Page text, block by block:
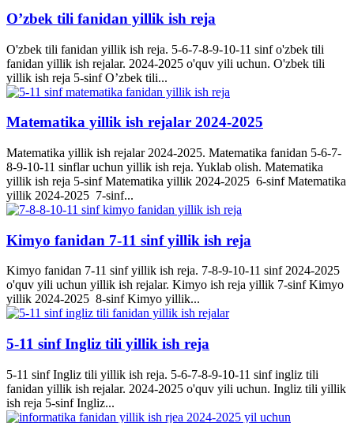
O’zbek tili fanidan yillik ish reja
O'zbek tili fanidan yillik ish reja. 5-6-7-8-9-10-11 sinf o'zbek tili
fanidan yillik ish rejalar. 2024-2025 o'quv yili uchun. O'zbek tili
yillik ish reja 5-sinf O’zbek tili...
Matematika yillik ish rejalar 2024-2025
Matematika yillik ish rejalar 2024-2025. Matematika fanidan 5-6-7-
8-9-10-11 sinflar uchun yillik ish reja. Yuklab olish. Matematika
yillik ish reja 5-sinf Matematika yillik 2024-2025 6-sinf Matematika
yillik 2024-2025 7-sinf...
Kimyo fanidan 7-11 sinf yillik ish reja
Kimyo fanidan 7-11 sinf yillik ish reja. 7-8-9-10-11 sinf 2024-2025
o'quv yili uchun yillik ish rejalar. Kimyo ish reja yillik 7-sinf Kimyo
yillik 2024-2025 8-sinf Kimyo yillik...
5-11 sinf Ingliz tili yillik ish reja
5-11 sinf Ingliz tili yillik ish reja. 5-6-7-8-9-10-11 sinf ingliz tili
fanidan yillik ish rejalar. 2024-2025 o'quv yili uchun. Ingliz tili yillik
ish reja 5-sinf Ingliz...